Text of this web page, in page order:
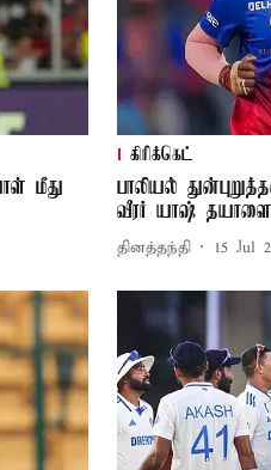
மீது
கிரிக்கெட்
பாலியல்
வீரர் யாஷ்
தினத்தந்தி 15 Jul